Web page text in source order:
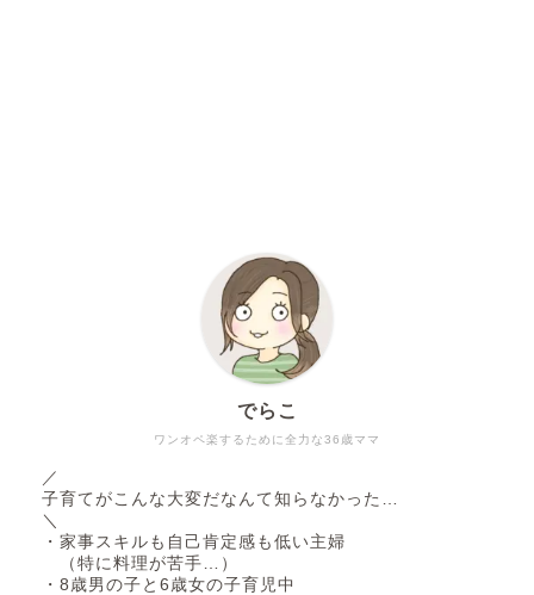
ワンオペ楽するために全力な36歳ママ
でらこ
／
子育てがこんな大変だなんて知らなかった…
＼
・家事スキルも自己肯定感も低い主婦
（特に料理が苦手…）
・8歳男の子と6歳女の子育児中